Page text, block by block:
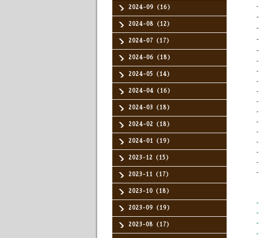
2024-09（16）
2024-08（12）
2024-07（17）
2024-06（18）
2024-05（14）
2024-04（16）
2024-03（18）
2024-02（18）
2024-01（19）
2023-12（15）
2023-11（17）
2023-10（18）
2023-09（19）
2023-08（17）
-
-
-
-
-
-
-
-
-
-
-
-
-
-
-
-
-